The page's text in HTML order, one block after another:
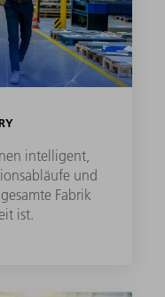
intelligent,
und
Fabrik
ist.